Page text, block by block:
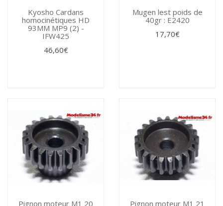
Kyosho Cardans
homocinétiques HD
93MM MP9 (2) -
IFW425
46,60€
Mugen lest poids de
40gr : E2420
17,70€
Pignon moteur M1 20 Pignon moteur M1 21